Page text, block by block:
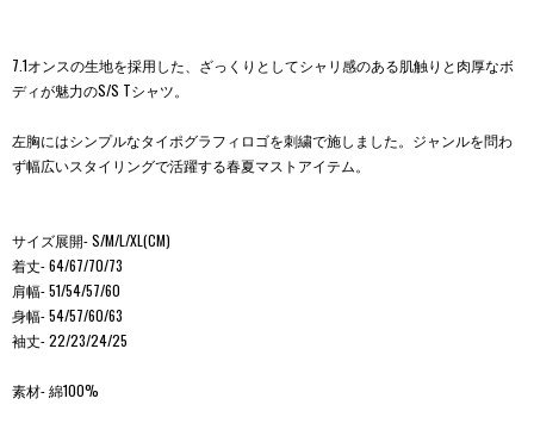
7.1オンスの生地を採用した、ざっくりとしてシャリ感のある肌触りと肉厚なボ
ディが魅力のS/S Tシャツ。
左胸にはシンプルなタイポグラフィロゴを刺繍で施しました。ジャンルを問わ
ず幅広いスタイリングで活躍する春夏マストアイテム。
サイズ展開- S/M/L/XL(CM)
着丈- 64/67/70/73
肩幅- 51/54/57/60
身幅- 54/57/60/63
袖丈- 22/23/24/25
素材- 綿100%